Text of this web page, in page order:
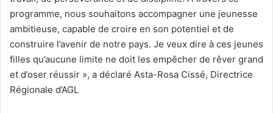
programme, nous souhaitons accompagner une jeunesse
ambitieuse, capable de croire en son potentiel et de
construire l’avenir de notre pays. Je veux dire à ces jeunes
filles qu’aucune limite ne doit les empêcher de rêver grand
et d’oser réussir », a déclaré Asta-Rosa Cissé, Directrice
Régionale d’AGL